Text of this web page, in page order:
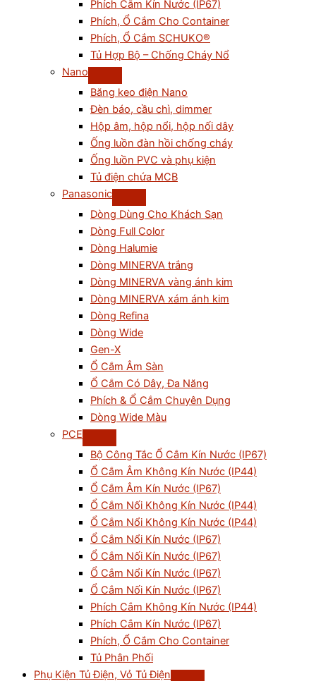
Phích Cắm Kín Nước (IP67)
Phích, Ổ Cắm Cho Container
Phích, Ổ Cắm SCHUKO®
Tủ Hợp Bộ – Chống Cháy Nổ
Nano
Băng keo điện Nano
Đèn báo, cầu chì, dimmer
Hộp âm, hộp nổi, hộp nối dây
Ống luồn đàn hồi chống cháy
Ống luồn PVC và phụ kiện
Tủ điện chứa MCB
Panasonic
Dòng Dùng Cho Khách Sạn
Dòng Full Color
Dòng Halumie
Dòng MINERVA trắng
Dòng MINERVA vàng ánh kim
Dòng MINERVA xám ánh kim
Dòng Refina
Dòng Wide
Gen-X
Ổ Cắm Âm Sàn
Ổ Cắm Có Dây, Đa Năng
Phích & Ổ Cắm Chuyên Dụng
Dòng Wide Màu
PCE
Bộ Công Tắc Ổ Cắm Kín Nước (IP67)
Ổ Cắm Âm Không Kín Nước (IP44)
Ổ Cắm Âm Kín Nước (IP67)
Ổ Cắm Nối Không Kín Nước (IP44)
Ổ Cắm Nổi Không Kín Nước (IP44)
Ổ Cắm Nổi Kín Nước (IP67)
Ổ Cắm Nối Kín Nước (IP67)
Ổ Cắm Nổi Kín Nước (IP67)
Ổ Cắm Nối Kín Nước (IP67)
Phích Cắm Không Kín Nước (IP44)
Phích Cắm Kín Nước (IP67)
Phích, Ổ Cắm Cho Container
Tủ Phân Phối
Phụ Kiện Tủ Điện, Vỏ Tủ Điện